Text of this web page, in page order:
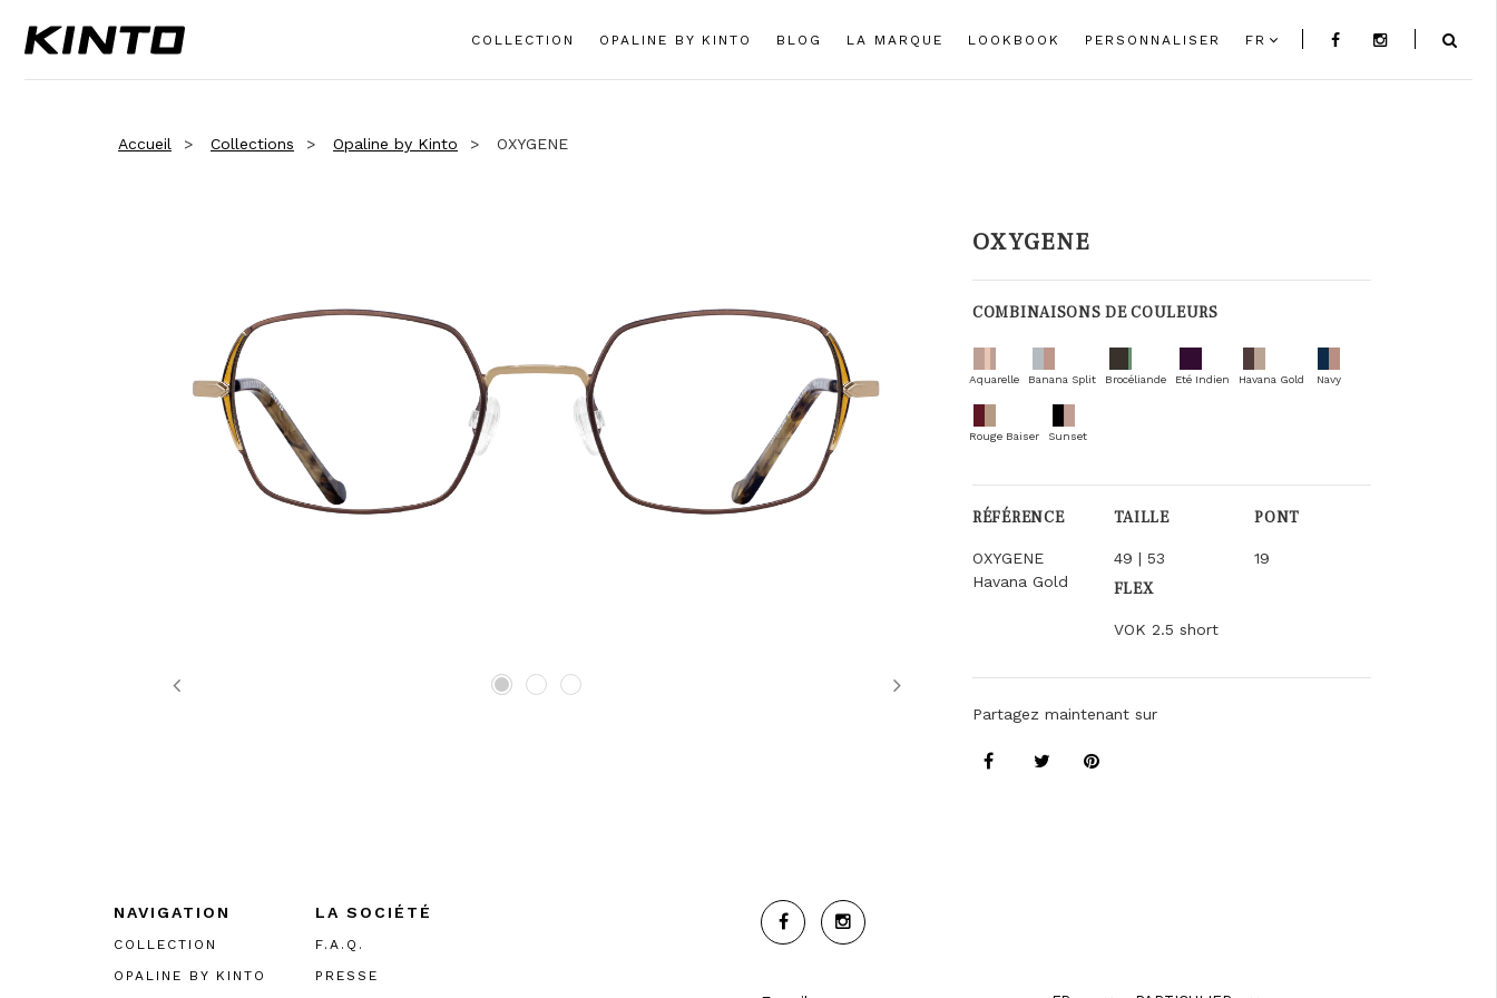
COLLECTION OPALINE BY KINTO BLOG LA MARQUE LOOKBOOK PERSONNALISER FR
Accueil Collections Opaline by Kinto OXYGENE
Previous Next
OXYGENE
COMBINAISONS DE COULEURS
Aquarelle Banana Split Brocéliande Eté Indien Havana Gold Navy
Rouge Baiser Sunset
RÉFÉRENCE
OXYGENE
Havana Gold
TAILLE
49 | 53
PONT
19
FLEX
VOK 2.5 short
Partagez maintenant sur
NAVIGATION
COLLECTION
OPALINE BY KINTO
LA SOCIÉTÉ
F.A.Q.
PRESSE